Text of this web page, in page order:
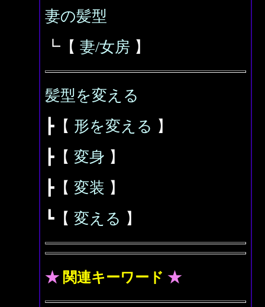
妻の髪型
┗【 妻/女房 】
髪型を変える
┣【 形を変える 】
┣【 変身 】
┣【 変装 】
┗【 変える 】
★ 関連キーワード ★